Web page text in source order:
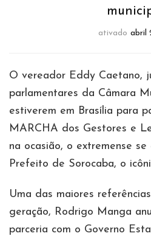
ativado abril
O vereador Eddy Caetano,
parlamentares da Câmara
estiverem em Brasília para
MARCHA dos Gestores e
na ocasião, o extremense se
Prefeito de Sorocaba, o
Uma das maiores
geração, Rodrigo Manga
parceria com o Governo